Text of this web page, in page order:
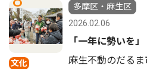
文化
多摩区・麻生区
2026.02.06
「一年に勢いを」
麻生不動のだるま